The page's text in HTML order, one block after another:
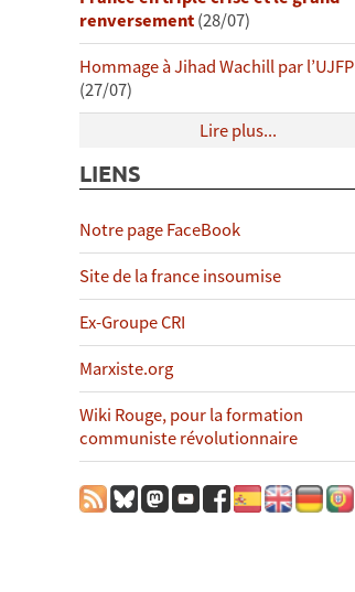
renversement(28/07)
Hommage à Jihad Wachill par l’UJFP
(27/07)
Lire plus...
LIENS
Notre page FaceBook
Site de la france insoumise
Ex-Groupe CRI
Marxiste.org
Wiki Rouge, pour la formation
communiste révolutionnaire